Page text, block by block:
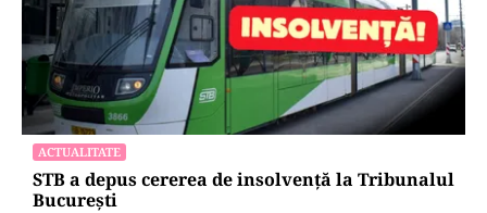
ACTUALITATE
STB a depus cererea de insolvență la Tribunalul
București